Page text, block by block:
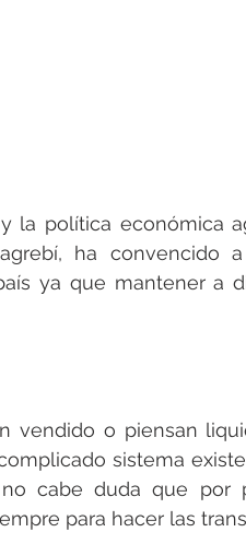
la política económica
ha convencido
ya que mantener a
vendido o piensan
sistema
cabe duda que por
para hacer las